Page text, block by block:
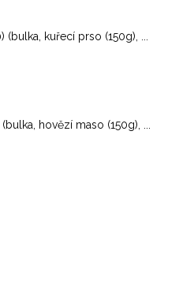
(bulka, kuřecí prso (150g), ...
(bulka, hovězí maso (150g), ...